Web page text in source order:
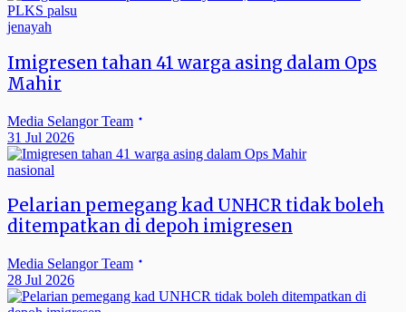
jenayah
Imigresen tahan 41 warga asing dalam Ops
Mahir
Media Selangor Team
31 Jul 2026
nasional
Pelarian pemegang kad UNHCR tidak boleh
ditempatkan di depoh imigresen
Media Selangor Team
28 Jul 2026